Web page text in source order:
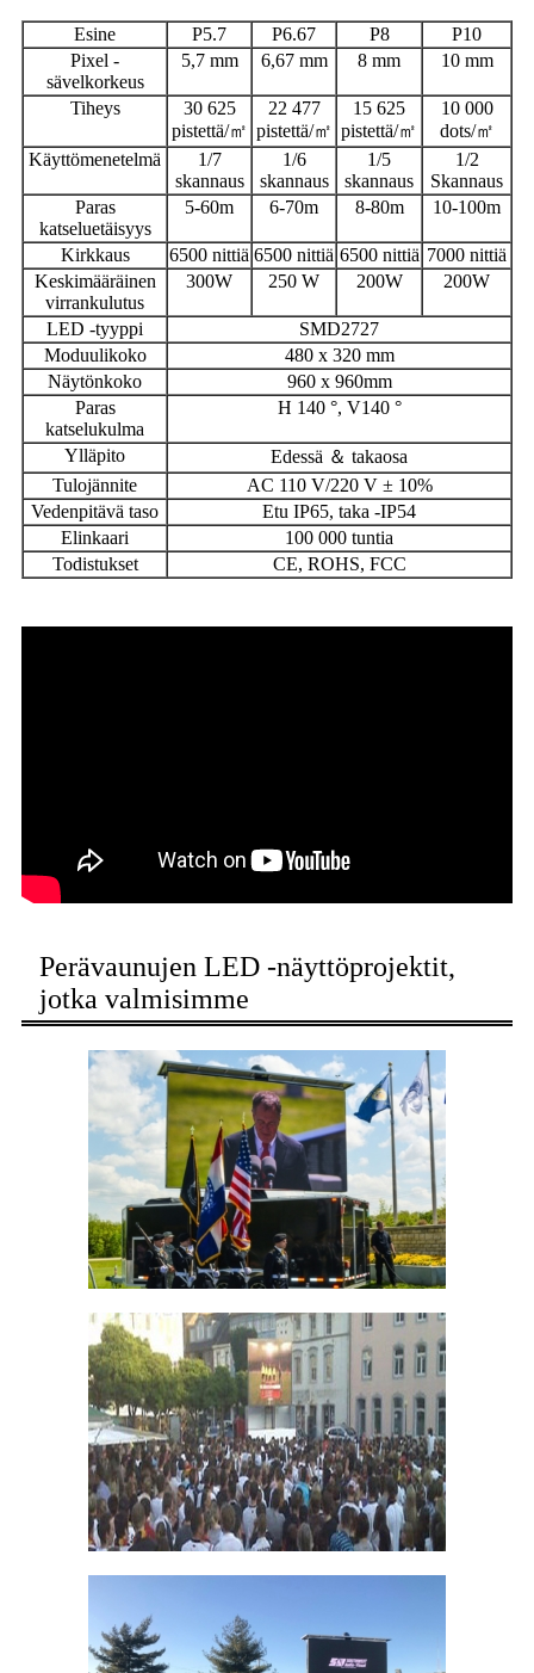
Esine P5.7 P6.67 P8
P10
Pixel -
sävelkorkeus
5,7 mm 6,67 mm 8 mm 10 mm
Tiheys
30 625
pistettä/㎡
22 477
pistettä/㎡
15 625
pistettä/㎡
10 000
dots/㎡
Käyttömenetelmä
1/7
skannaus
1/6
skannaus
1/5
skannaus
1/2
Skannaus
Paras
katseluetäisyys
5-60m 6-70m 8-80m 10-100m
Kirkkaus 6500 nittiä 6500 nittiä 6500 nittiä 7000 nittiä
Keskimääräinen
virrankulutus
300W 250 W 200W 200W
LED -tyyppi
SMD2727
Moduulikoko
480 x 320 mm
Näytönkoko
960 x 960mm
Paras
katselukulma
H 140 °, V140 °
Ylläpito
Edessä ＆ takaosa
Tulojännite
AC 110 V/220 V ± 10%
Vedenpitävä taso
Etu IP65, taka -IP54
Elinkaari
100 000 tuntia
Todistukset
CE, ROHS, FCC
Perävaunujen LED -näyttöprojektit,
jotka valmisimme